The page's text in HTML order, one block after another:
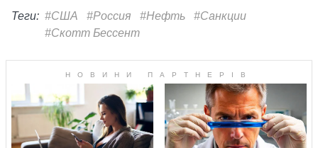
Теги: #США #Россия #Нефть
#Санкции
#Скотт Бессент